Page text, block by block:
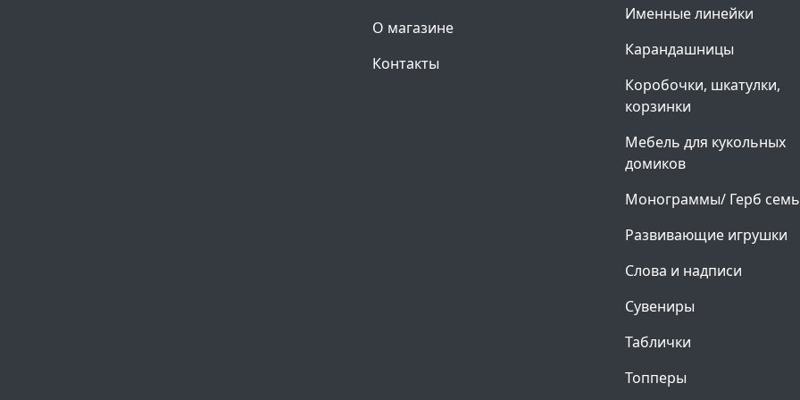
О магазине
Контакты
Именные линейки
Карандашницы
Коробочки, шкатулки,
корзинки
Мебель для кукольных
домиков
Монограммы/ Герб
Развивающие игрушки
Слова и надписи
Сувениры
Таблички
Топперы